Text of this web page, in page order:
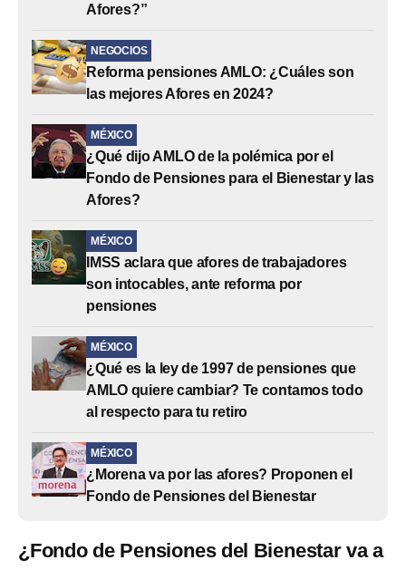
Afores?”
NEGOCIOS
Reforma pensiones AMLO: ¿Cuáles son
las mejores Afores en 2024?
MÉXICO
¿Qué dijo AMLO de la polémica por el
Fondo de Pensiones para el Bienestar y las
Afores?
MÉXICO
IMSS aclara que afores de trabajadores
son intocables, ante reforma por
pensiones
MÉXICO
¿Qué es la ley de 1997 de pensiones que
AMLO quiere cambiar? Te contamos todo
al respecto para tu retiro
MÉXICO
¿Morena va por las afores? Proponen el
Fondo de Pensiones del Bienestar
¿Fondo de Pensiones del Bienestar va a